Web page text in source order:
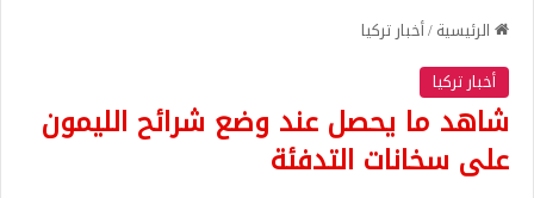
الرئيسية/أخبار تركيا
أخبار تركيا
شاهد ما يحصل عند وضع شرائح الليمون
على سخانات التدفئة